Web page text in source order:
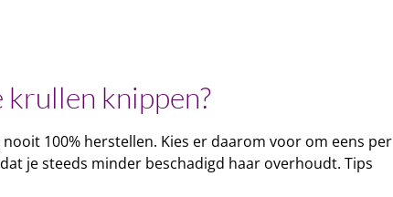
krullen knippen?​
100% herstellen. Kies er daarom voor om eens per
je steeds minder beschadigd haar overhoudt. Tips